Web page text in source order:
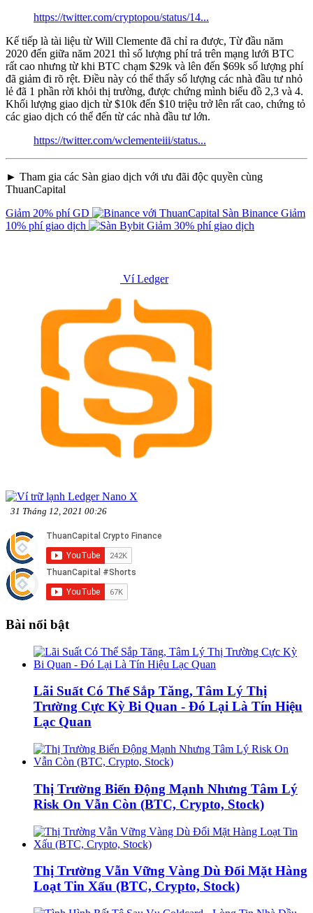
https://twitter.com/cryptopou/status/14...
Kế tiếp là tài liệu từ Will Clemente đã chỉ ra được, Từ đầu năm
2020 đến giữa năm 2021 thì số lượng phí trả trên mạng lưới BTC
rất cao nhưng từ khi BTC chạm $29k và lên đến $69k số lượng phí
đã giảm đi rõ rệt. Điều này có thể thấy số lượng các nhà đầu tư nhỏ
lẻ đã 1 phần rời khỏi thị trường, được chứng mình biểu đồ 2,3 và 4.
Khối lượng giao dịch từ $10k đến $10 triệu trở lên rất cao, chứng tỏ
các giao dịch có thể đến từ các nhà đầu tư lớn.
https://twitter.com/wclementeiii/status...
► Tham gia các Sàn giao dịch với ưu đãi độc quyền cùng
ThuanCapital
Giảm 20% phí GD
Sàn Binance Giảm
10% phí giao dịch
Giảm 30% phí giao dịch
Ví Ledger
31 Tháng 12, 2021 00:26
Bài nổi bật
Lãi Suất Có Thể Sắp Tăng, Tâm Lý Thị
Trường Cực Kỳ Bi Quan - Đó Lại Là Tín Hiệu
Lạc Quan
Thị Trường Biến Động Mạnh Nhưng Tâm Lý
Risk On Vẫn Còn (BTC, Crypto, Stock)
Thị Trường Vẫn Vững Vàng Dù Đối Mặt Hàng
Loạt Tin Xấu (BTC, Crypto, Stock)